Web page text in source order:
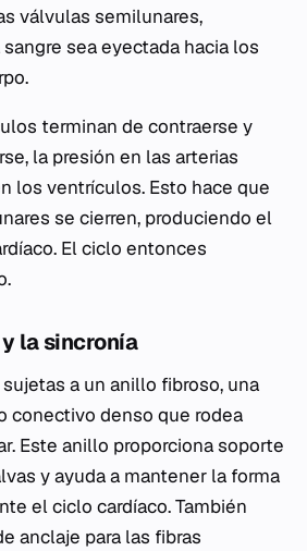
válvulas semilunares,
sea eyectada hacia los
terminan de contraerse y
la presión en las arterias
los ventrículos. Esto hace que
se cierren, produciendo el
El ciclo entonces
la sincronía
a un anillo fibroso, una
conectivo denso que rodea
Este anillo proporciona soporte
y ayuda a mantener la forma
el ciclo cardíaco. También
anclaje para las fibras